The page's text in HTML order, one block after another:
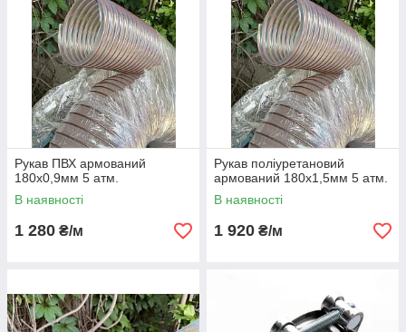
Рукав ПВХ армований
180х0,9мм 5 атм.
В наявності
1 280 ₴/м
Рукав поліуретановий
армований 180х1,5мм 5 атм.
В наявності
1 920 ₴/м